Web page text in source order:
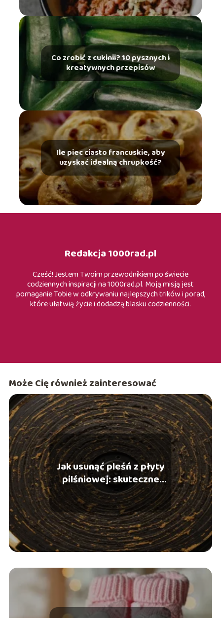
Co zrobić z cukinii? 10 pysznych i
kreatywnych przepisów
Ile piec ciasto francuskie, aby
uzyskać idealną chrupkość?
Redakcja 1000rad.pl
Cześć! Jestem Twoim przewodnikiem po świecie
codziennych inspiracji na 1000rad.pl. Moją misją jest
pomaganie Tobie w odkrywaniu najlepszych trików i porad,
które ułatwią życie i dodadzą blasku codzienności.
Może Cię również zainteresować
Jak usunąć pleśń z płyty
pilśniowej: skuteczne
sposoby